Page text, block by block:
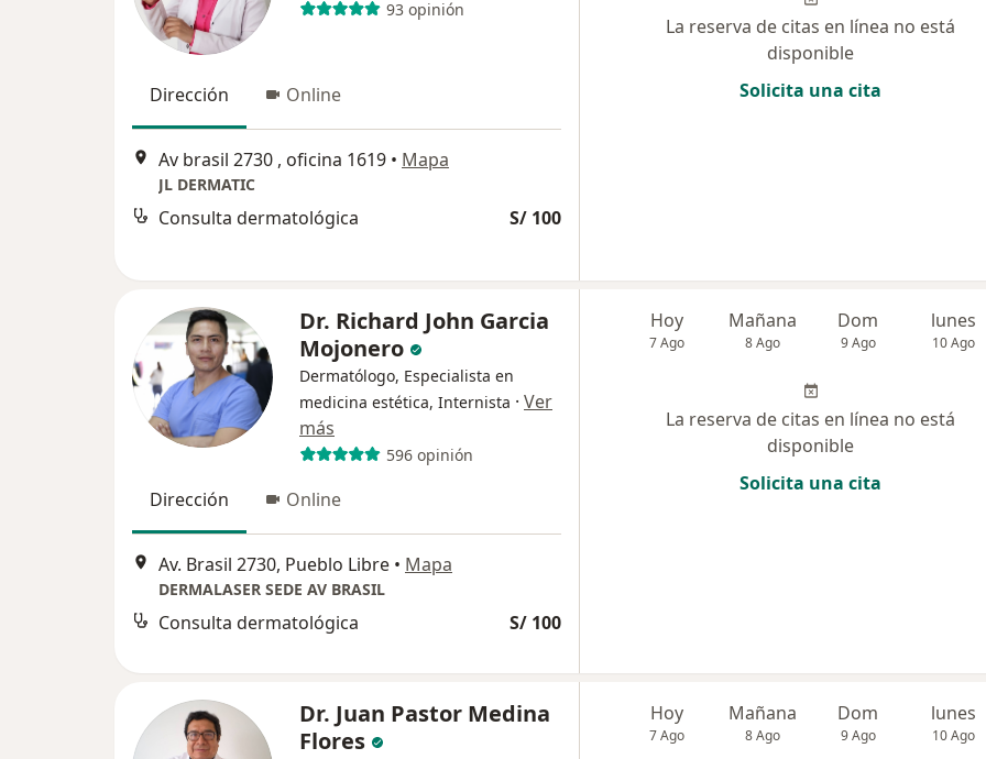
93 opinión
Dirección Online
Av brasil 2730 , oficina 1619 • Mapa
JL DERMATIC
Consulta dermatológica S/ 100
La reserva de citas en línea no está
disponible
Solicita una cita
Dr. Richard John Garcia
Mojonero
Dermatólogo, Especialista en
medicina estética, Internista · Ver
más
596 opinión
Dirección Online
Av. Brasil 2730, Pueblo Libre • Mapa
DERMALASER SEDE AV BRASIL
Consulta dermatológica S/ 100
Hoy
7 Ago
Mañana
8 Ago
Dom
9 Ago
lunes
10 Ago
La reserva de citas en línea no está
disponible
Solicita una cita
Dr. Juan Pastor Medina
Flores
Hoy
7 Ago
Mañana
8 Ago
Dom
9 Ago
lunes
10 Ago